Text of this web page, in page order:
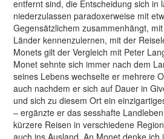
entfernt sind, die Entscheidung sich in
niederzulassen paradoxerweise mit
Gegensätzlichem zusammenhängt,
Länder kennenzulernen, mit der
Monets gilt der Vergleich mit Peter
Monet sehnte sich immer nach dem
seines Lebens wechselte er mehrere
auch nachdem er sich auf Dauer in
und sich zu diesem Ort ein
– ergänzte er das sesshafte
kürzere Reisen in verschiedene
auch ins Ausland. An Monet denke